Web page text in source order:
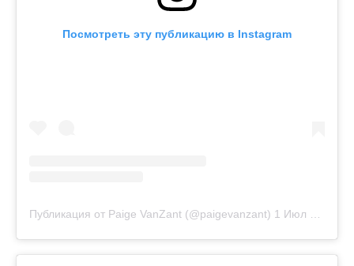
Посмотреть эту публикацию в Instagram
Публикация от Paige VanZant (@paigevanzant) 1 Июл 2018 в 3:49 PDT